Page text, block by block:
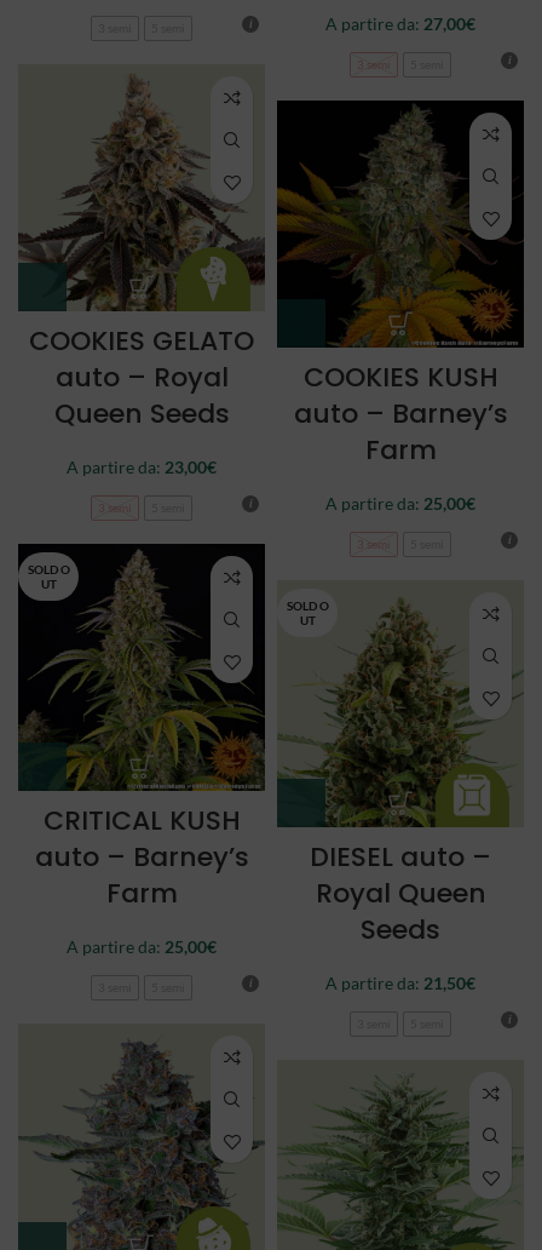
A partire da: 27,00€
3 semi
COOKIES GELATO
auto – Royal
Queen Seeds
A partire da: 23,00€
3 semi
COOKIES KUSH
auto – Barney’s
Farm
A partire da: 25,00€
3 semi
SOLD O
UT
CRITICAL KUSH
auto – Barney’s
Farm
A partire da: 25,00€
SOLD O
UT
DIESEL auto –
Royal Queen
Seeds
A partire da: 21,50€